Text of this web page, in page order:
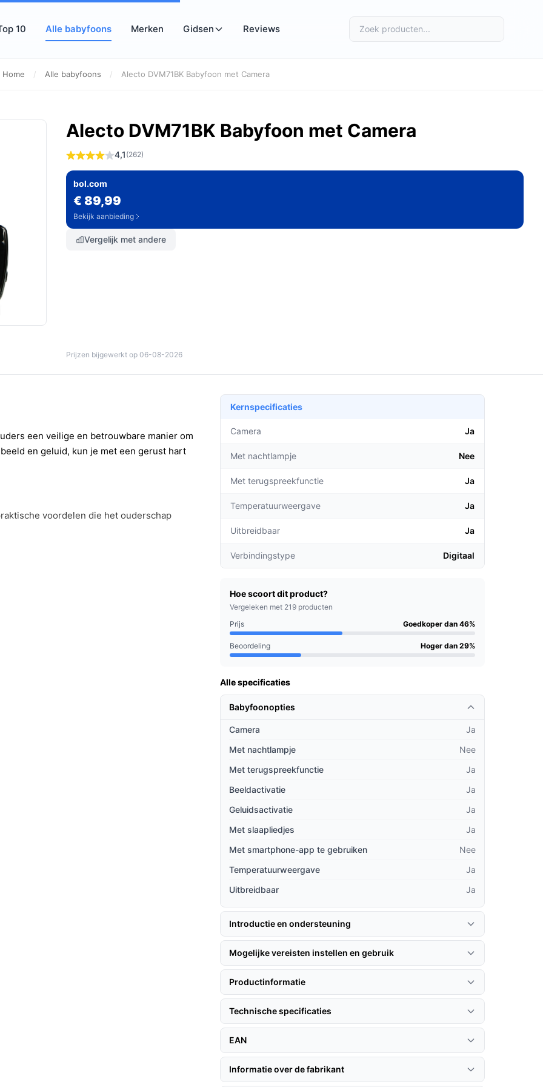
10 Alle babyfoons Merken Gidsen Reviews
Home / Alle babyfoons / Alecto DVM71BK Babyfoon met Camera
Alecto DVM71BK Babyfoon met Camera
4,1 (262)
bol.com
€ 89,99
Bekijk aanbieding
Vergelijk met andere
Prijzen bijgewerkt op 06-08-2026
een veilige en betrouwbare manier om
en geluid, kun je met een gerust hart
voordelen die het ouderschap
verbinding met je kindje, zowel
Kernspecificaties
Camera Ja
Met nachtlampje Nee
Met terugspreekfunctie Ja
Temperatuurweergave Ja
Uitbreidbaar Ja
Verbindingstype Digitaal
Hoe scoort dit product?
Vergeleken met 219 producten
Prijs
Goedkoper dan 46%
Beoordeling Hoger dan 29%
Alle specificaties
Babyfoonopties
Camera
Ja
Met nachtlampje
Nee
Met terugspreekfunctie
Ja
Beeldactivatie
Ja
Geluidsactivatie
Ja
Met slaapliedjes
Ja
Met smartphone-app te gebruiken
Nee
Temperatuurweergave
Ja
Uitbreidbaar
Ja
Introductie en ondersteuning
Mogelijke vereisten instellen en gebruik
Productinformatie
Technische specificaties
EAN
Informatie over de fabrikant